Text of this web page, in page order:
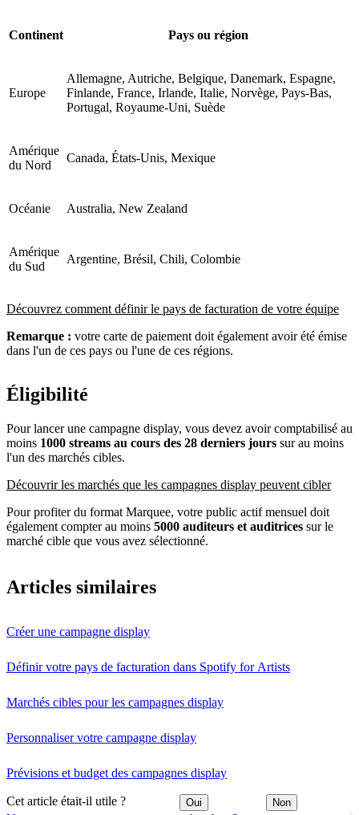
Continent Pays ou région
Europe
Allemagne, Autriche, Belgique, Danemark, Espagne,
Finlande, France, Irlande, Italie, Norvège, Pays-Bas,
Portugal, Royaume-Uni, Suède
Amérique
du Nord
Canada, États-Unis, Mexique
Océanie Australia, New Zealand
Amérique
du Sud
Argentine, Brésil, Chili, Colombie
Découvrez comment définir le pays de facturation de votre équipe
Remarque : votre carte de paiement doit également avoir été émise
dans l'un de ces pays ou l'une de ces régions.
Éligibilité
Pour lancer une campagne display, vous devez avoir comptabilisé au
moins 1000 streams au cours des 28 derniers jours sur au moins
l'un des marchés cibles.
Découvrir les marchés que les campagnes display peuvent cibler
Pour profiter du format Marquee, votre public actif mensuel doit
également compter au moins 5000 auditeurs et auditrices sur le
marché cible que vous avez sélectionné.
Articles similaires
Créer une campagne display
Définir votre pays de facturation dans Spotify for Artists
Marchés cibles pour les campagnes display
Personnaliser votre campagne display
Prévisions et budget des campagnes display
Cet article était-il utile ? Oui Non